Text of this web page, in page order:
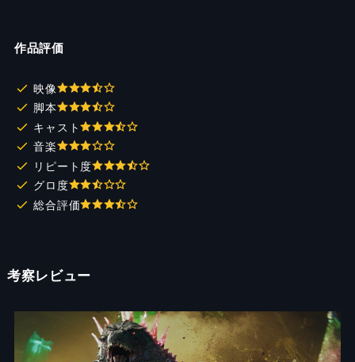
作品評価
映像
脚本
キャスト
音楽
リピート度
グロ度
総合評価
考察レビュー